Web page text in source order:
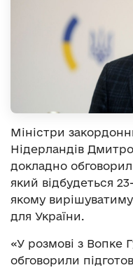
Міністри
Нідерландів
докладно
який відбудеться
якому
для України.
«У розмові з Вопке
обговорили